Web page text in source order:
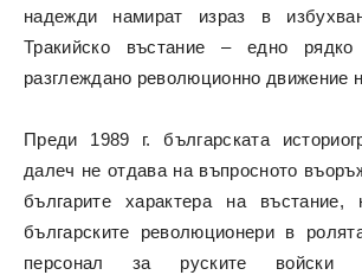
надежди намират израз в
Тракийско въстание – едно
разглеждано революционно движение
Преди 1989 г. българската
далеч не отдава на въпросното
българите характера на въстание,
българските революционери в
персонал за руските войски